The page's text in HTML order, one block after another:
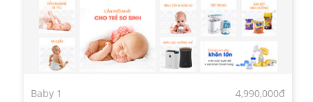
Baby 1 4,990,000đ